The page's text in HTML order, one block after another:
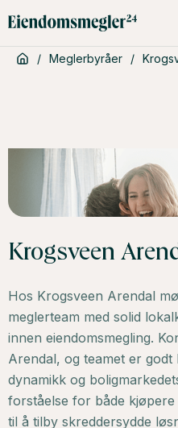
/ Meglerbyråer /
Krogsveen
Hos Krogsveen Arendal
meglerteam med solid
innen eiendomsmegling.
Arendal, og teamet er godt
dynamikk og
forståelse for både
til å tilby skreddersydde